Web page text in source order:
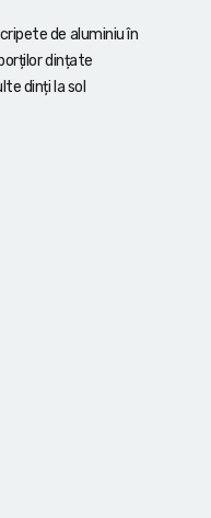
de aluminiu în
dințate
dinți la sol